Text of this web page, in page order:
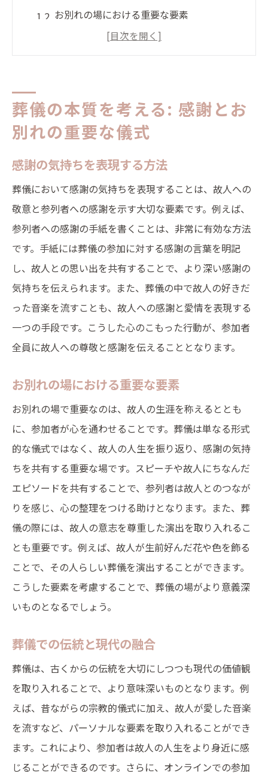
お別れの場における重要な要素
葬儀での伝統と現代の融合
葬儀の儀式が持つ心理的な効果
故人の意志を尊重した葬儀の演出方法とは
家族と相談して演出を決める方法
パーソナルタッチの大切さ
故人の好きだった音楽や色の活用
参列者に寄り添う演出の考え方
故人のストーリーを伝える演出
家族が集まる場としての葬儀の役割
家族の絆を強めるための工夫
思い出を共有する場としての意義
葬儀後の親睦会の重要性
共同作業としての葬儀準備
未来を見据えるための葬儀
葬儀で心を通わせる: 家族と友人の絆を深める時
間
共感を生むスピーチの作り方
友人同士での感謝を伝える
共有する思い出の大切さ
故人を偲ぶ時間の過ごし方
参列者同士のコミュニケーションを促進
絆を深めるための追悼イベント
葬儀における参加者全員の満足を追求する方法
快適な空間作りのポイント
心に残るおもてなしを提供
フィードバックを活かした葬儀改善
満足度を高めるための工夫
葬儀の持つ多様な意味を再評価する
葬儀の本質を考える: 感謝とお
別れの重要な儀式
感謝の気持ちを表現する方法
葬儀において感謝の気持ちを表現することは、故人への
敬意と参列者への感謝を示す大切な要素です。例えば、
参列者への感謝の手紙を書くことは、非常に有効な方法
です。手紙には葬儀の参加に対する感謝の言葉を明記
し、故人との思い出を共有することで、より深い感謝の
気持ちを伝えられます。また、葬儀の中で故人の好きだ
った音楽を流すことも、故人への感謝と愛情を表現する
一つの手段です。こうした心のこもった行動が、参加者
全員に故人への尊敬と感謝を伝えることとなります。
お別れの場における重要な要素
お別れの場で重要なのは、故人の生涯を称えるととも
に、参加者が心を通わせることです。葬儀は単なる形式
的な儀式ではなく、故人の人生を振り返り、感謝の気持
ちを共有する重要な場です。スピーチや故人にちなんだ
エピソードを共有することで、参列者は故人とのつなが
りを感じ、心の整理をつける助けとなります。また、葬
儀の際には、故人の意志を尊重した演出を取り入れるこ
とも重要です。例えば、故人が生前好んだ花や色を飾る
ことで、その人らしい葬儀を演出することができます。
こうした要素を考慮することで、葬儀の場がより意義深
いものとなるでしょう。
葬儀での伝統と現代の融合
葬儀は、古くからの伝統を大切にしつつも現代の価値観
を取り入れることで、より意味深いものとなります。例
えば、昔ながらの宗教的儀式に加え、故人が愛した音楽
を流すなど、パーソナルな要素を取り入れることができ
ます。これにより、参加者は故人の人生をより身近に感
じることができるのです。さらに、オンラインでの参加